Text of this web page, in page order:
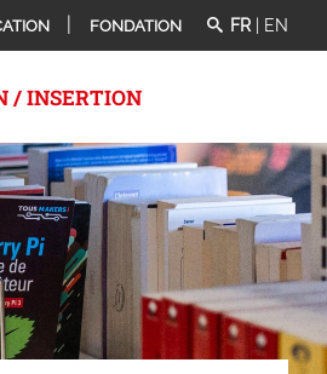
FONDATION FR EN
/ INSERTION